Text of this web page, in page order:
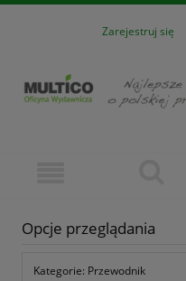
Zarejestruj się
Opcje przeglądania
Kategorie: Przewodnik